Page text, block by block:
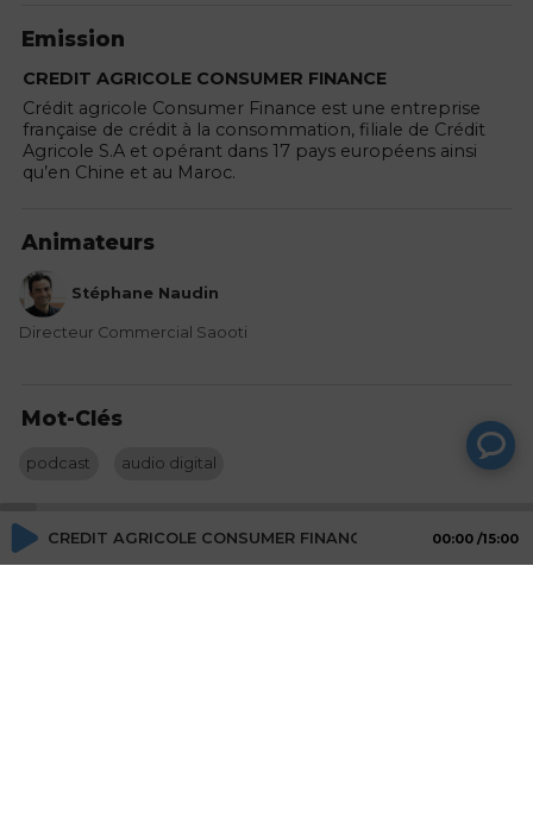
Emission
CREDIT AGRICOLE CONSUMER FINANCE
Crédit agricole Consumer Finance est une entreprise
française de crédit à la consommation, filiale de Crédit
Agricole S.A et opérant dans 17 pays européens ainsi
qu’en Chine et au Maroc.
Animateurs
Stéphane Naudin
Directeur Commercial Saooti
Mot-Clés
podcast audio digital
Actions
CREDIT AGRICOLE CONSUMER FINANCE - lundi 08 août,
00:00 15:00